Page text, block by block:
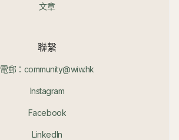
文章
聯繫
電郵：community@wiw.hk
Instagram
Facebook
LinkedIn